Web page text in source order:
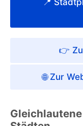
📍
👉
🌐 Zur